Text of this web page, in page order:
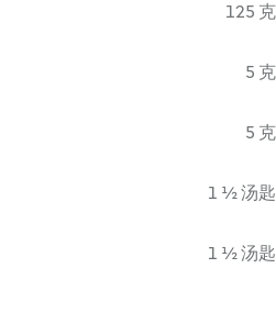
125 克
5 克
5 克
1 ½ 汤匙
1 ½ 汤匙